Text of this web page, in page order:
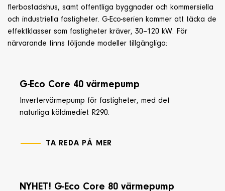
flerbostadshus, samt offentliga byggnader och kommersiella
och industriella fastigheter. G-Eco-serien kommer att täcka de
effektklasser som fastigheter kräver, 30–120 kW. För
närvarande finns följande modeller tillgängliga:
G-Eco Core 40 värmepump
Invertervärmepump för fastigheter, med det
naturliga köldmediet R290.
TA REDA PÅ MER
NYHET! G-Eco Core 80 värmepump